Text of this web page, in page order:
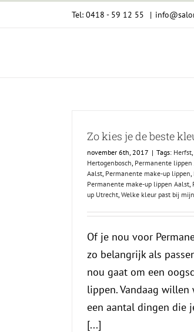
Tel: 0418 - 59 12 55 |
Zo kies je de beste
november 6th, 2017 | Tags: Herfst,
Hertogenbosch, Permanente lippen
Aalst, Permanente make-up lippen,
Permanente make-up lippen Aalst,
up Utrecht, Welke kleur past bij
Of je nou voor
zo belangrijk als
nou gaat om een
lippen. Vandaag
een aantal dingen die
[...]